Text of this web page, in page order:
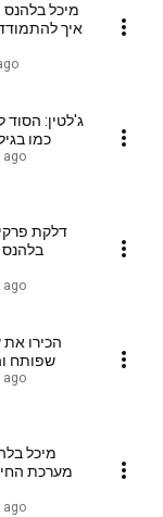
מיכל
איך
ג'לטין: הסוד
כמו
ago
דלקת
בלהנס
ago
הכירו
שפותח
ago
מיכל
מערכת
ago